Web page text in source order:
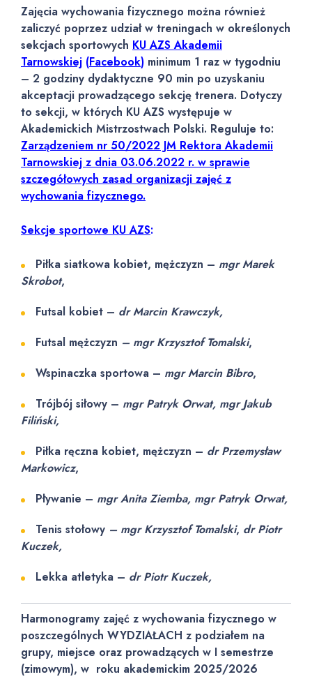
Zajęcia wychowania fizycznego można również
zaliczyć poprzez udział w treningach w określonych
sekcjach sportowych KU AZS Akademii
Tarnowskiej (Facebook) minimum 1 raz w tygodniu
– 2 godziny dydaktyczne 90 min po uzyskaniu
akceptacji prowadzącego sekcję trenera. Dotyczy
to sekcji, w których KU AZS występuje w
Akademickich Mistrzostwach Polski. Reguluje to:
Zarządzeniem nr 50/2022 JM Rektora Akademii
Tarnowskiej z dnia 03.06.2022 r. w sprawie
szczegółowych zasad organizacji zajęć z
wychowania fizycznego.
Sekcje sportowe KU AZS:
Piłka siatkowa kobiet, mężczyzn – mgr Marek
Skrobot,
Futsal kobiet – dr Marcin Krawczyk,
Futsal mężczyzn – mgr Krzysztof Tomalski,
Wspinaczka sportowa – mgr Marcin Bibro,
Trójbój siłowy – mgr Patryk Orwat, mgr Jakub
Filiński,
Piłka ręczna kobiet, mężczyzn – dr Przemysław
Markowicz,
Pływanie – mgr Anita Ziemba, mgr Patryk Orwat,
Tenis stołowy – mgr Krzysztof Tomalski, dr Piotr
Kuczek,
Lekka atletyka – dr Piotr Kuczek,
Harmonogramy zajęć z wychowania fizycznego w
poszczególnych WYDZIAŁACH z podziałem na
grupy, miejsce oraz prowadzących w I semestrze
(zimowym), w roku akademickim 2025/2026